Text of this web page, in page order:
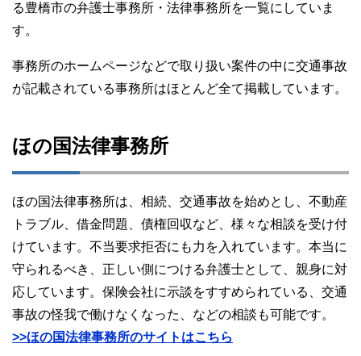
る豊橋市の弁護士事務所・法律事務所を一覧にしていま
す。
事務所のホームページなどで取り扱い案件の中に交通事故
が記載されている事務所はほとんど全て掲載しています。
ほの国法律事務所
ほの国法律事務所は、相続、交通事故を始めとし、不動産
トラブル、借金問題、債権回収など、様々な相談を受け付
けています。不当要求拒否にも力を入れています。本当に
守られるべき、正しい側につける弁護士として、親身に対
応しています。保険会社に示談をすすめられている、交通
事故の怪我で働けなくなった、などの相談も可能です。
>>ほの国法律事務所のサイトはこちら